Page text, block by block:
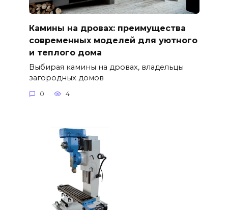
Камины на дровах: преимущества
современных моделей для уютного
и теплого дома
Выбирая камины на дровах, владельцы
загородных домов
0 4